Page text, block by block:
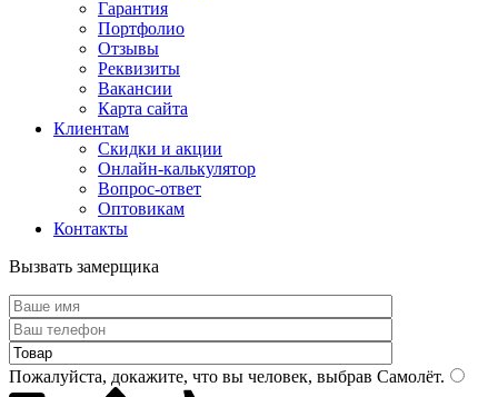
Гарантия
Портфолио
Отзывы
Реквизиты
Вакансии
Карта сайта
Клиентам
Скидки и акции
Онлайн-калькулятор
Вопрос-ответ
Оптовикам
Контакты
Вызвать замерщика
Пожалуйста, докажите, что вы человек, выбрав Самолёт.